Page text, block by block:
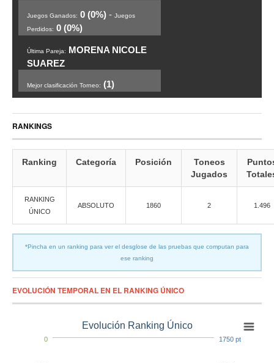
Juegos Ganados: 0 (0%) - Juegos
Perdidos: 0 (0%)
Última Pareja: MORENA NICOLE
SUAREZ
Mejor clasificación Torneo: (1)
RANKINGS
Ranking Categoría Posición
Toneos
Jugados
RANKING
ÚNICO
ABSOLUTO 1860 2 1.496
*Pincha en un ranking para ver el desglose de las pruebas que computan para
ese ranking
EVOLUCIÓN TEMPORAL EN EL RANKING ÚNICO
Evolución Ranking Único
0 1750 pt